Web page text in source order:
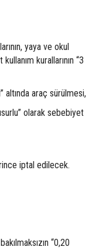
yaya ve okul
kurallarının “3
altında araç sürülmesi,
olarak sebebiyet
iptal edilecek.
“0,20